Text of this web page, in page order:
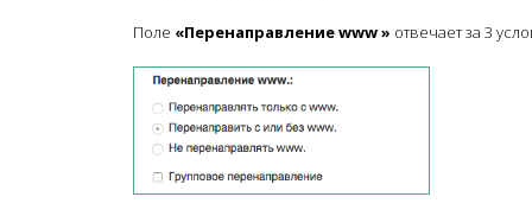
Поле «Перенаправлениеwww » отвечает за 3